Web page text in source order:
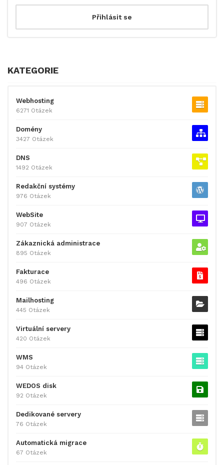
KATEGORIE
Webhosting
6271 Otázek
Domény
3427 Otázek
DNS
1492 Otázek
Redakční systémy
976 Otázek
WebSite
907 Otázek
Zákaznická administrace
895 Otázek
Fakturace
496 Otázek
Mailhosting
445 Otázek
Virtuální servery
420 Otázek
WMS
94 Otázek
WEDOS disk
92 Otázek
Dedikované servery
76 Otázek
Automatická migrace
67 Otázek